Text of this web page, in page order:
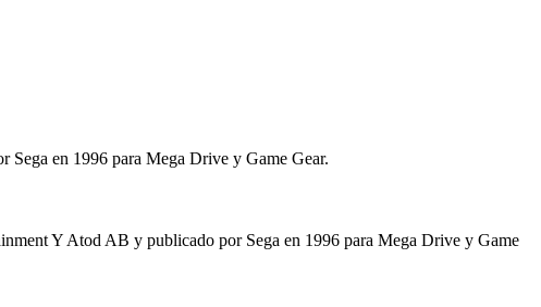
en 1996 para Mega Drive y Game Gear.
Y Atod AB y publicado por Sega en 1996 para Mega Drive y Game